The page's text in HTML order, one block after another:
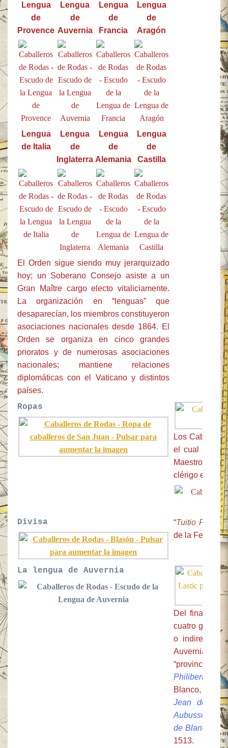
Lengua
de
Provence
Lengua
de
Auvernia
Lengua
de
Francia
Lengua
de
Aragón
Lengua
de Italia
Lengua
de
Inglaterra
Lengua
de
Alemania
Lengua
de
Castilla
El Orden sigue siendo muy jerarquizado
hoy; un Soberano Consejo asiste a un
Gran Maître cargo electo vitaliciamente.
La organización en “lenguas” que
desaparecían, los miembros constituyeron
asociaciones nacionales desde 1864. El
Orden se organiza en cinco grandes
prioratos y de numerosas asociaciones
nacionales; mantiene relaciones
diplomáticas con el Vaticano y distintos
países.
Ropas
Los
el cual se
Maestro lleva
clérigo
Divisa “Tuitio Fidei
de la Fe y
La lengua de Auvernia
Del final del
cuatro
o
Auvernia”,
Philibert de
Blanco, no se
Jean de
Aubusson
,
de Blanchefort
1513.